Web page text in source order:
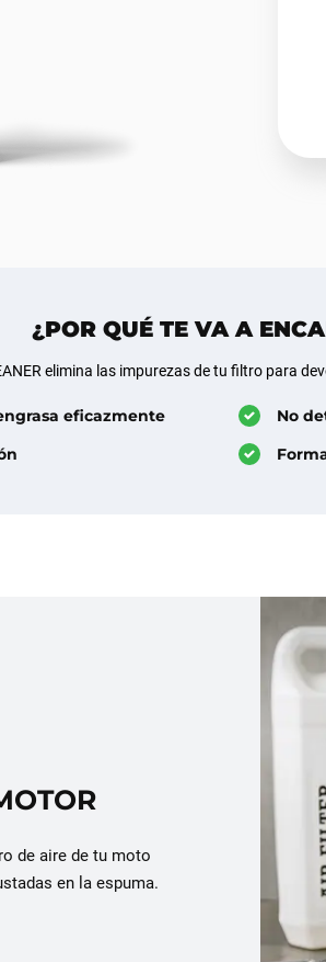
¿POR QUÉ TE VA A
elimina las impurezas de tu filtro para
eficazmente
No
de aire de tu moto
en la espuma.